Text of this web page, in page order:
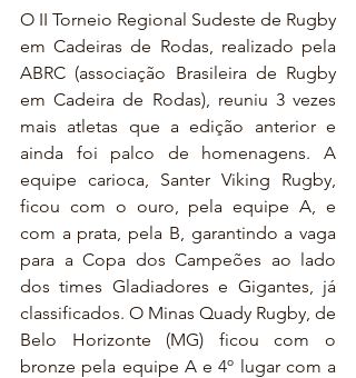
O II Torneio Regional Sudeste de Rugby
em Cadeiras de Rodas, realizado pela
ABRC (associação Brasileira de Rugby
em Cadeira de Rodas), reuniu 3 vezes
mais atletas que a edição anterior e
ainda foi palco de homenagens. A
equipe carioca, Santer Viking Rugby,
ficou com o ouro, pela equipe A, e
com a prata, pela B, garantindo a vaga
para a Copa dos Campeões ao lado
dos times Gladiadores e Gigantes, já
classificados. O Minas Quady Rugby, de
Belo Horizonte (MG) ficou com o
bronze pela equipe A e 4º lugar com a